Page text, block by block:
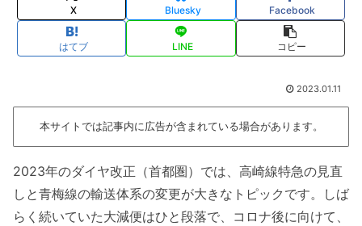
X Bluesky Facebook
はてブ LINE コピー
2023.01.11
本サイトでは記事内に広告が含まれている場合があります。
2023年のダイヤ改正（首都圏）では、高崎線特急の見直
しと青梅線の輸送体系の変更が大きなトピックです。しば
らく続いていた大減便はひと段落で、コロナ後に向けて、